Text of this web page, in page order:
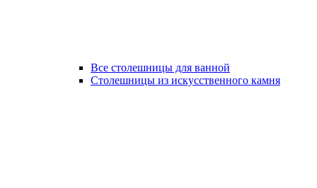
Все столешницы для ванной
Столешницы из искусственного камня